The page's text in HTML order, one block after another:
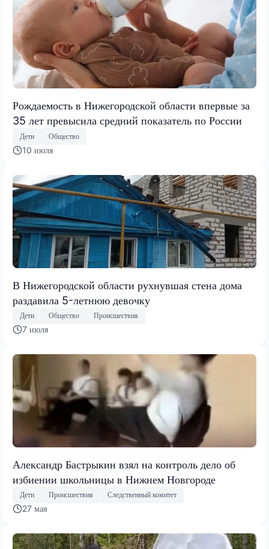
Рождаемость в Нижегородской области впервые за
35 лет превысила средний показатель по России
Дети Общество
10 июля
В Нижегородской области рухнувшая стена дома
раздавила 5-летнюю девочку
Дети Общество Происшествия
7 июля
Александр Бастрыкин взял на контроль дело об
избиении школьницы в Нижнем Новгороде
Дети Происшествия Следственный комитет
27 мая